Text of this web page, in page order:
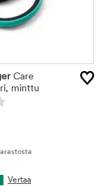
Care
minttu
Vertaa